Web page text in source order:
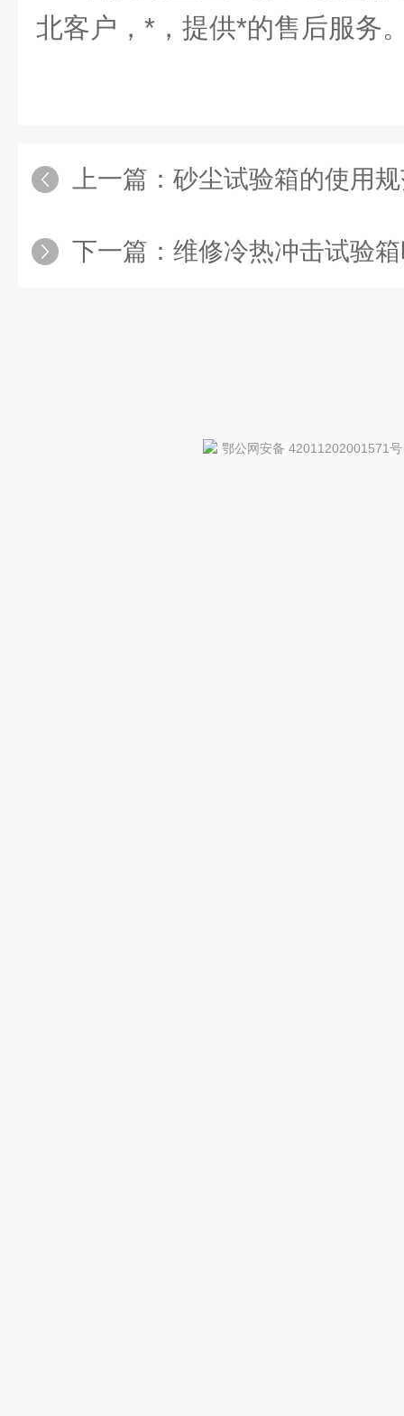
北客户，*，提供*的售后服务
上一篇： 砂尘试验箱的使用
下一篇： 维修冷热冲击试验
鄂公网安备 42011202001571号